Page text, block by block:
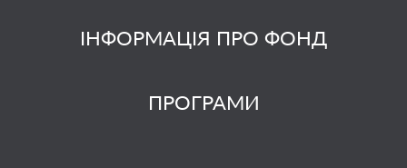
ІНФОРМАЦІЯ ПРО ФОНД
ПРОГРАМИ